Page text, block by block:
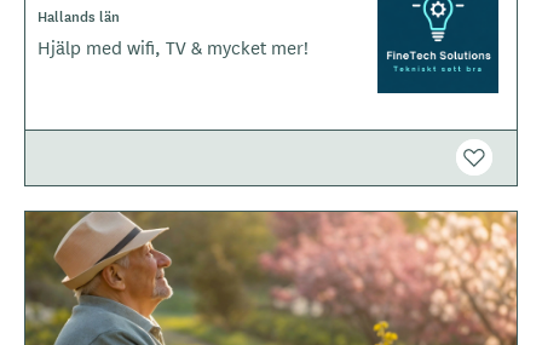
t
Hallands län
Hjälp med wifi, TV & mycket mer!
B
i
d
e